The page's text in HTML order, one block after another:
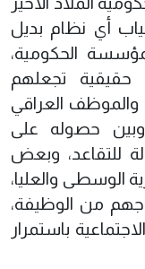
أي نظام بديل
الحكومية،
حقيقية تجعلهم
بالكرسي حتى سن الـ 63، والموظف العراقي
حصوله على
للتقاعد، وبعض
الوسطى والعليا،
من الوظيفة،
باستمرار